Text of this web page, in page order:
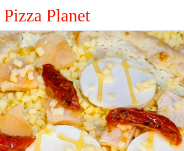
Pizza Planet